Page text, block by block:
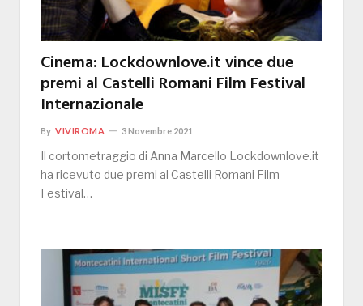
Cinema: Lockdownlove.it vince due
premi al Castelli Romani Film Festival
Internazionale
By VIVIROMA 3 Novembre 2021
Il cortometraggio di Anna Marcello Lockdownlove.it
ha ricevuto due premi al Castelli Romani Film
Festival…